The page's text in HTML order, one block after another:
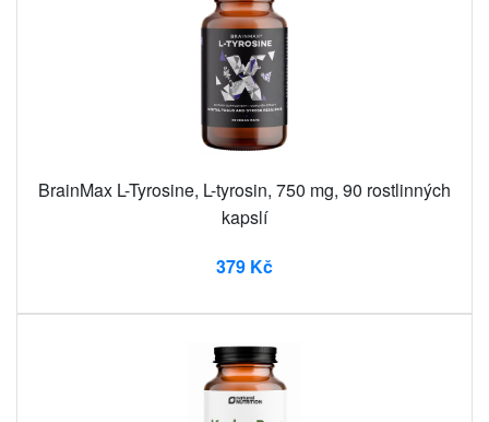
BrainMax L-Tyrosine, L-tyrosin, 750 mg, 90 rostlinných
kapslí
379 Kč